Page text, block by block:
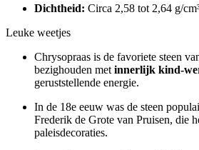
Dichtheid: Circa 2,58 tot 2,64 g/
Leuke weetjes
Chrysopraas is de favoriete steen
bezighouden met innerlijk kind-
geruststellende energie.
In de 18e eeuw was de steen
Frederik de Grote van Pruisen, die
paleisdecoraties.